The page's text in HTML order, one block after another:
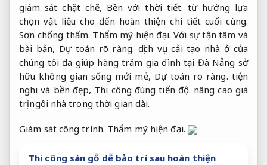
giám sát chặt chẽ, Bền với thời tiết. từ hướng lựa
chọn vật liệu cho đến hoàn thiện chi tiết cuối cùng.
Sơn chống thấm. Thẩm mỹ hiện đại. Với sự tận tâm và
bài bản, Dự toán rõ ràng. dịch vụ cải tạo nhà ở của
chúng tôi đã giúp hàng trăm gia đình tại Đà Nẵng sở
hữu không gian sống mới mẻ, Dự toán rõ ràng. tiện
nghi và bền đẹp, Thi công đúng tiến độ. nâng cao giá
trị ngôi nhà trong thời gian dài.
Giám sát công trình. Thẩm mỹ hiện đại.
Thi công sàn gỗ dễ bảo trì sau hoàn thiện